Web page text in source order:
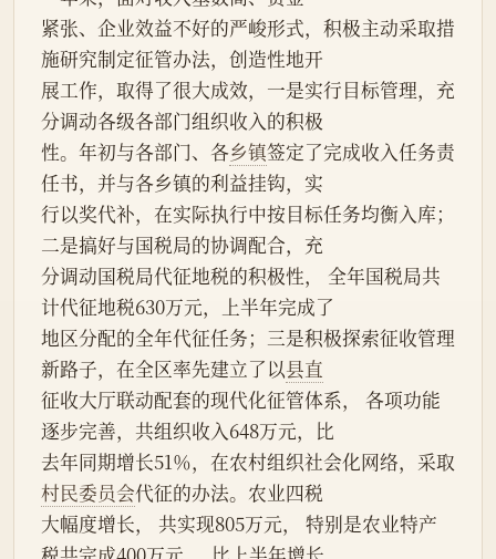
紧张、企业效益不好的严峻形式，积极主动采取措
施研究制定征管办法，创造性地开
展工作，取得了很大成效，一是实行目标管理，充
分调动各级各部门组织收入的积极
性。年初与各部门、各乡镇签定了完成收入任务责
任书，并与各乡镇的利益挂钩，实
行以奖代补，在实际执行中按目标任务均衡入库；
二是搞好与国税局的协调配合，充
分调动国税局代征地税的积极性， 全年国税局共
计代征地税630万元，上半年完成了
地区分配的全年代征任务；三是积极探索征收管理
新路子，在全区率先建立了以县直
征收大厅联动配套的现代化征管体系， 各项功能
逐步完善，共组织收入648万元，比
去年同期增长51％，在农村组织社会化网络，采取
村民委员会代征的办法。农业四税
大幅度增长， 共实现805万元， 特别是农业特产